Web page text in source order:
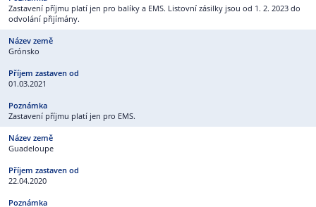
Zastavení příjmu platí jen pro balíky a EMS. Listovní zásilky jsou od 1. 2. 2023 do
odvolání přijímány.
Grónsko
01.03.2021
Zastavení příjmu platí jen pro EMS.
Guadeloupe
22.04.2020